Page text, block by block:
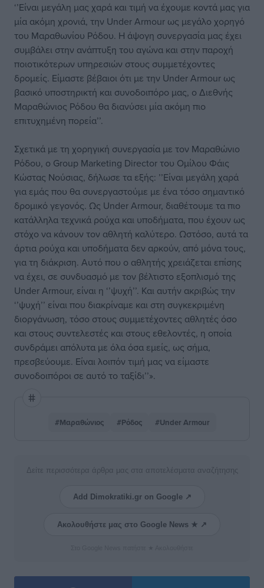
‘’Είναι μεγάλη μας χαρά και τιμή να έχουμε κοντά μας για
μία ακόμη χρονιά, την Under Armour ως μεγάλο χορηγό
του Μαραθωνίου Ρόδου. Η άψογη συνεργασία μας έχει
συμβάλει στην ανάπτυξη του αγώνα και στην παροχή
ποιοτικότερων υπηρεσιών στους συμμετέχοντες
δρομείς. Είμαστε βέβαιοι ότι με την Under Armour ως
βασικό υποστηρικτή και συνοδοιπόρο μας, ο Διεθνής
Μαραθώνιος Ρόδου θα διανύσει μία ακόμη πιο
επιτυχημένη πορεία’’.
Σχετικά με τη χορηγική συνεργασία με τον Μαραθώνιο
Ρόδου, ο Group Marketing Director του Ομίλου Φάις
Κώστας Νούσιας, δήλωσε τα εξής: ’’Είναι μεγάλη χαρά
για εμάς που θα συνεργαστούμε με ένα τόσο σημαντικό
δρομικό γεγονός. Ως Under Armour, διαθέτουμε τα πιο
κατάλληλα τεχνικά ρούχα και υποδήματα, που έχουν ως
στόχο να κάνουν τον αθλητή καλύτερο. Ωστόσο, αυτά τα
άρτια ρούχα και υποδήματα δεν αρκούν, από μόνα τους,
για τη διάκριση. Αυτό που ο αθλητής χρειάζεται επίσης
να έχει, σε συνδυασμό με τον βέλτιστο εξοπλισμό της
Under Armour, είναι η ‘’ψυχή’’. Και αυτήν ακριβώς την
‘’ψυχή’’ είναι που διακρίναμε και στη συγκεκριμένη
διοργάνωση, τόσο στους συμμετέχοντες αθλητές όσο
και στους συντελεστές και στους εθελοντές, η οποία
συνδράμει απόλυτα με όλα όσα εμείς, ως σήμα,
πρεσβεύουμε. Είναι λοιπόν τιμή μας να είμαστε
συνοδοιπόροι σε αυτό το ταξίδι’’».
#Μαραθώνιος #Ρόδος #Under Armour
Δείτε περισσότερα άρθρα μας στα αποτελέσματα αναζήτησης
Add Dimokratiki.gr on Google ↗
Ακολουθήστε μας στο Google News ★ ↗